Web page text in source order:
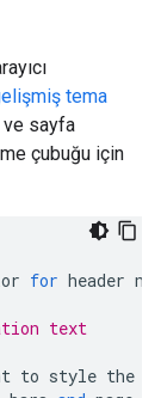
tema
ve sayfa
çubuğu için
for header
text
to style the